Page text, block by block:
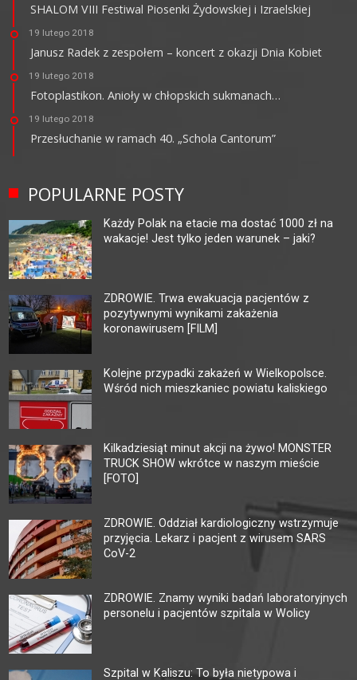
SHALOM VIII Festiwal Piosenki Żydowskiej i Izraelskiej
19 lutego 2018
Janusz Radek z zespołem – koncert z okazji Dnia Kobiet
19 lutego 2018
Fotoplastikon. Anioły w chłopskich sukmanach…
19 lutego 2018
Przesłuchanie w ramach 40. „Schola Cantorum”
POPULARNE POSTY
Każdy Polak na etacie ma dostać 1000 zł na
wakacje! Jest tylko jeden warunek – jaki?
ZDROWIE. Trwa ewakuacja pacjentów z
pozytywnymi wynikami zakażenia
koronawirusem [FILM]
Kolejne przypadki zakażeń w Wielkopolsce.
Wśród nich mieszkaniec powiatu kaliskiego
Kilkadziesiąt minut akcji na żywo! MONSTER
TRUCK SHOW wkrótce w naszym mieście
[FOTO]
ZDROWIE. Oddział kardiologiczny wstrzymuje
przyjęcia. Lekarz i pacjent z wirusem SARS
CoV-2
ZDROWIE. Znamy wyniki badań laboratoryjnych
personelu i pacjentów szpitala w Wolicy
Szpital w Kaliszu: To była nietypowa i